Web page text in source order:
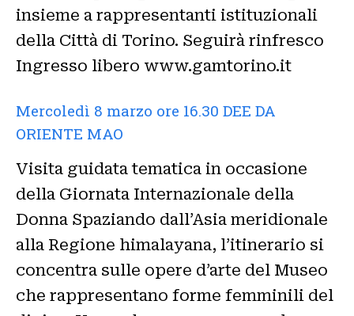
insieme a rappresentanti istituzionali
della Città di Torino. Seguirà rinfresco
Ingresso libero www.gamtorino.it
Mercoledì 8 marzo ore 16.30 DEE DA
ORIENTE MAO
Visita guidata tematica in occasione
della Giornata Internazionale della
Donna Spaziando dall’Asia meridionale
alla Regione himalayana, l’itinerario si
concentra sulle opere d’arte del Museo
che rappresentano forme femminili del